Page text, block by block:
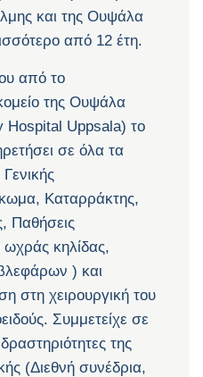
και της Ουψάλα
από 12 έτη.
από το
της Ουψάλα
Uppsala) το
σε όλα τα
Καταρράκτης,
Παθήσεις
ωχράς κηλίδας,
) και
στη χειρουργική του
Συμμετείχε σε
της
(Διεθνή συνέδρια,